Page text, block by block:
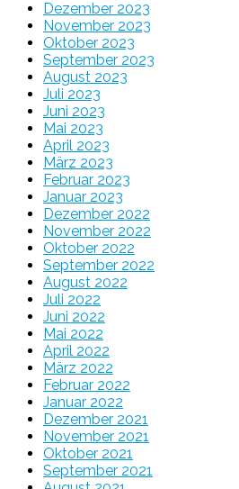
Dezember 2023
November 2023
Oktober 2023
September 2023
August 2023
Juli 2023
Juni 2023
Mai 2023
April 2023
März 2023
Februar 2023
Januar 2023
Dezember 2022
November 2022
Oktober 2022
September 2022
August 2022
Juli 2022
Juni 2022
Mai 2022
April 2022
März 2022
Februar 2022
Januar 2022
Dezember 2021
November 2021
Oktober 2021
September 2021